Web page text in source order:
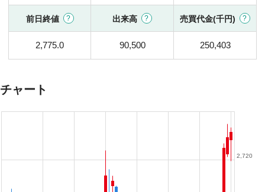
前日終値 出来高 売買代金(千円)
2,775.0 90,500 250,403
チャート
2,720